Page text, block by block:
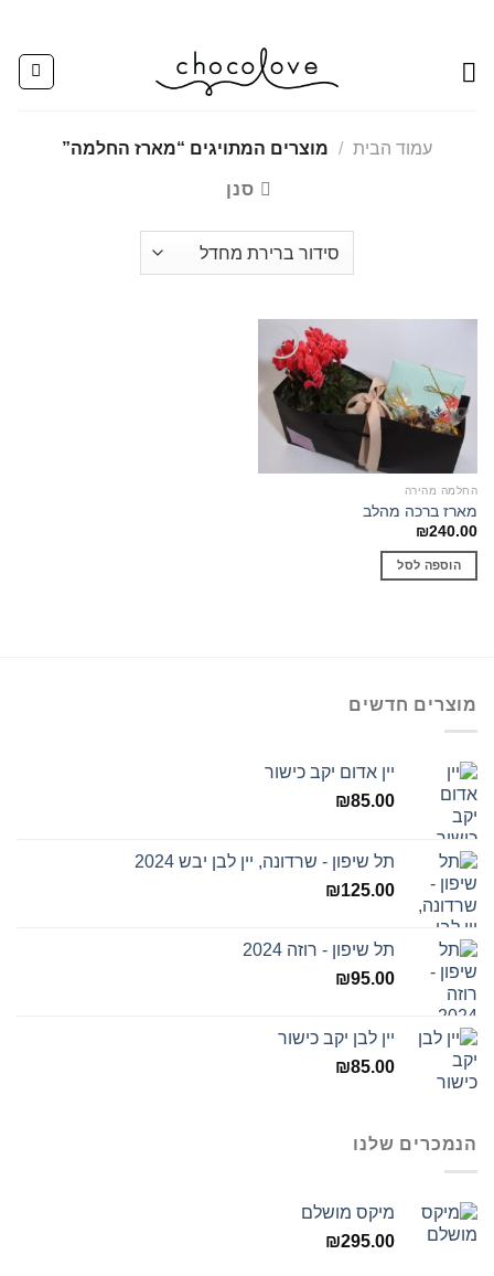
content
עמוד הבית / מוצרים המתויגים “מארז החלמה”
סנן
Add to
wishlist
החלמה מהירה
מארז ברכה מהלב
₪240.00
הוספה לסל
מוצרים חדשים
יין אדום יקב כישור
₪85.00
תל שיפון - שרדונה, יין לבן יבש 2024
₪125.00
תל שיפון - רוזה 2024
₪95.00
יין לבן יקב כישור
₪85.00
הנמכרים שלנו
מיקס מושלם
₪295.00